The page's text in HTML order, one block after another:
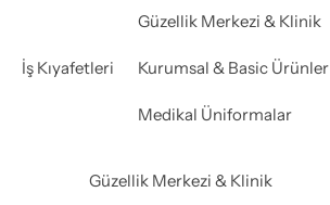
İş Kıyafetleri
Güzellik Merkezi & Klinik
Kurumsal & Basic Ürünler
Medikal Üniformalar
Güzellik Merkezi & Klinik